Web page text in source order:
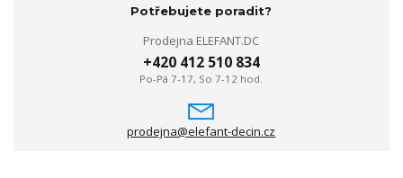
Potřebujete poradit?
Prodejna ELEFANT.DC
+420 412 510 834
Po-Pá 7-17, So 7-12 hod.
prodejna@elefant-decin.cz